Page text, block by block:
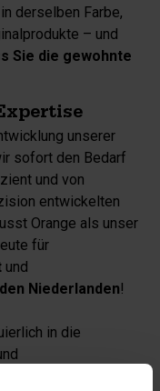
derselben Farbe,
– und
Sie die gewohnte
unserer
sofort den Bedarf
und von
entwickelten
Orange als unser
für
und
Niederlanden!
in die
verschaffte uns